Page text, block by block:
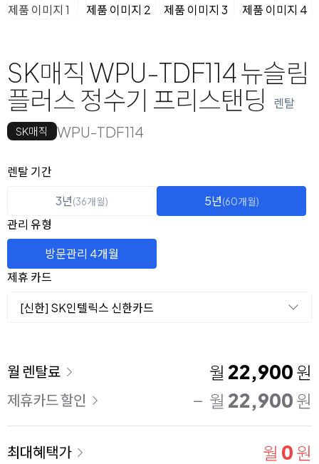
SK매직 WPU-TDF114 뉴슬림
플러스 정수기 프리스탠딩
렌탈
SK매직 WPU-TDF114
옵션 선택
렌탈 선택
렌탈 기간
3년(36개월) 5년(60개월)
관리 유형
방문관리 4개월
제휴 카드
[신한] SK인텔릭스 신한카드
이용 요금
월 렌탈료 월 22,900 원
제휴카드 할인 월 22,900 원
최대혜택가 월 0 원